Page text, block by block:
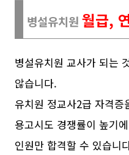
병설유치원 월급,
병설유치원 교사가 되는
않습니다.
유치원 정교사2급 자격
용고시도 경쟁률이 높기
인원만 합격할 수 있습니